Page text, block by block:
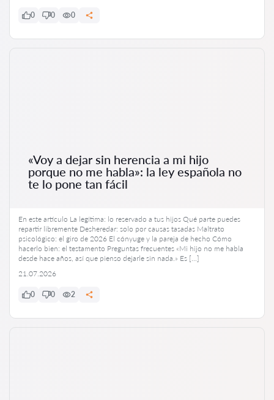
0 0 0
«Voy a dejar sin herencia a mi hijo
porque no me habla»: la ley española no
te lo pone tan fácil
En este artículo La legítima: lo reservado a tus hijos Qué parte puedes
repartir libremente Desheredar: solo por causas tasadas Maltrato
psicológico: el giro de 2026 El cónyuge y la pareja de hecho Cómo
hacerlo bien: el testamento Preguntas frecuentes «Mi hijo no me habla
desde hace años, así que pienso dejarle sin nada.» Es […]
21.07.2026
0 0 2